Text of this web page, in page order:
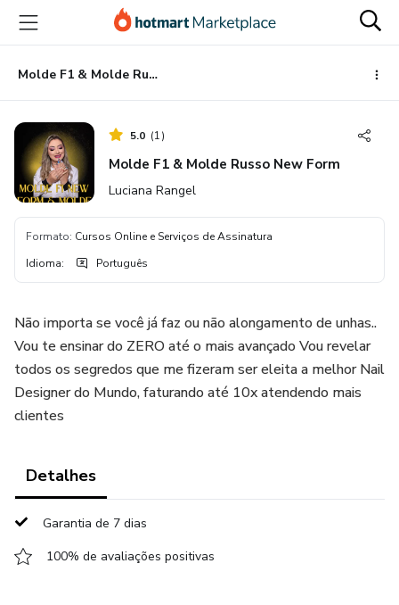
para
conteúdo
principal
para
pagamento
para
rodapé
Molde F1 & Molde Russo New Form
5.0 (1)
Molde F1 & Molde Russo New Form
Luciana Rangel
Formato: Cursos Online e Serviços de Assinatura
Idioma: Português
Não importa se você já faz ou não alongamento de unhas..
Vou te ensinar do ZERO até o mais avançado Vou revelar
todos os segredos que me fizeram ser eleita a melhor Nail
Designer do Mundo, faturando até 10x atendendo mais
clientes
Detalhes
Garantia de 7 dias
100% de avaliações positivas